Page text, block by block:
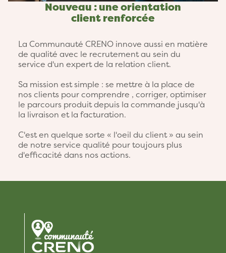
Nouveau : une orientation
client renforcée
La Communauté CRENO innove aussi en matière
de qualité avec le recrutement au sein du
service d'un expert de la relation client.
Sa mission est simple : se mettre à la place de
nos clients pour comprendre , corriger, optimiser
le parcours produit depuis la commande jusqu'à
la livraison et la facturation.
C'est en quelque sorte « l'oeil du client » au sein
de notre service qualité pour toujours plus
d'efficacité dans nos actions.